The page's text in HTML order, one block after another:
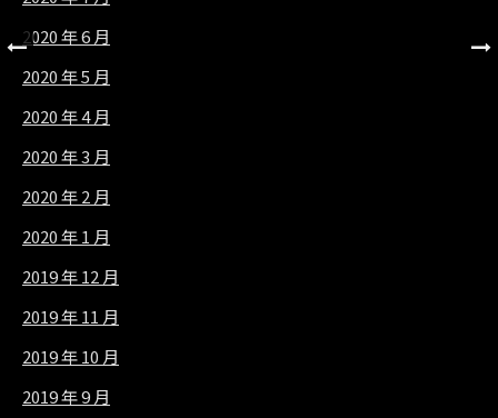
2020 年 6 月
2020 年 5 月
2020 年 4 月
2020 年 3 月
2020 年 2 月
2020 年 1 月
2019 年 12 月
2019 年 11 月
2019 年 10 月
2019 年 9 月